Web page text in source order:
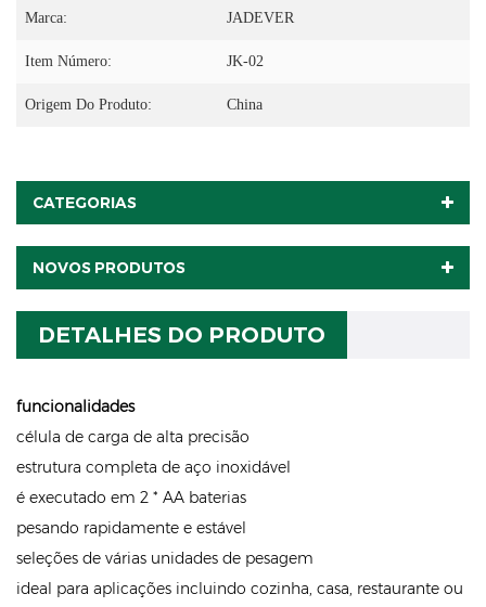
Marca: JADEVER
Item Número: JK-02
Origem Do Produto: China
CATEGORIAS
NOVOS PRODUTOS
DETALHES DO PRODUTO
funcionalidades
célula de carga de alta precisão
estrutura completa de aço inoxidável
é executado em 2 * AA baterias
pesando rapidamente e estável
seleções de várias unidades de pesagem
ideal para aplicações incluindo cozinha, casa, restaurante ou